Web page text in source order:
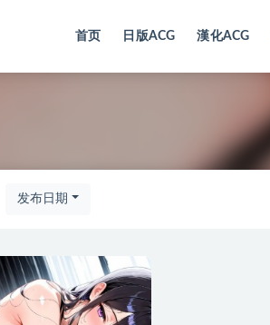
首页 日版ACG 漢化ACG
发布日期